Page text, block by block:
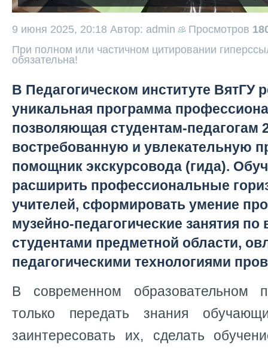
9 июня 2025, 20:18 Автор: admin Просмотров
При полном или частичном цитировании
обязательна!
В Педагогическом институте ВятГУ
уникальная программа
позволяющая студентам-педагогам
востребованную и увлекательную
помощник экскурсовода (гида).
расширить профессиональные
учителей, сформировать умение
музейно-педагогические занятия
студентами предметной области,
педагогическими технологиями
В современном образовательном
только передать знания
заинтересовать их, сделать